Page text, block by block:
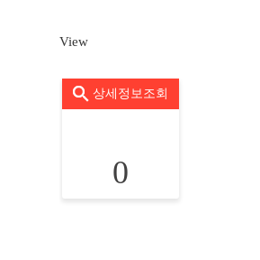
View
상세정보조회
0